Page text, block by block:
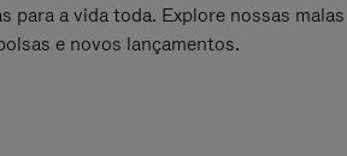
para a vida toda. Explore nossas malas
e novos lançamentos.